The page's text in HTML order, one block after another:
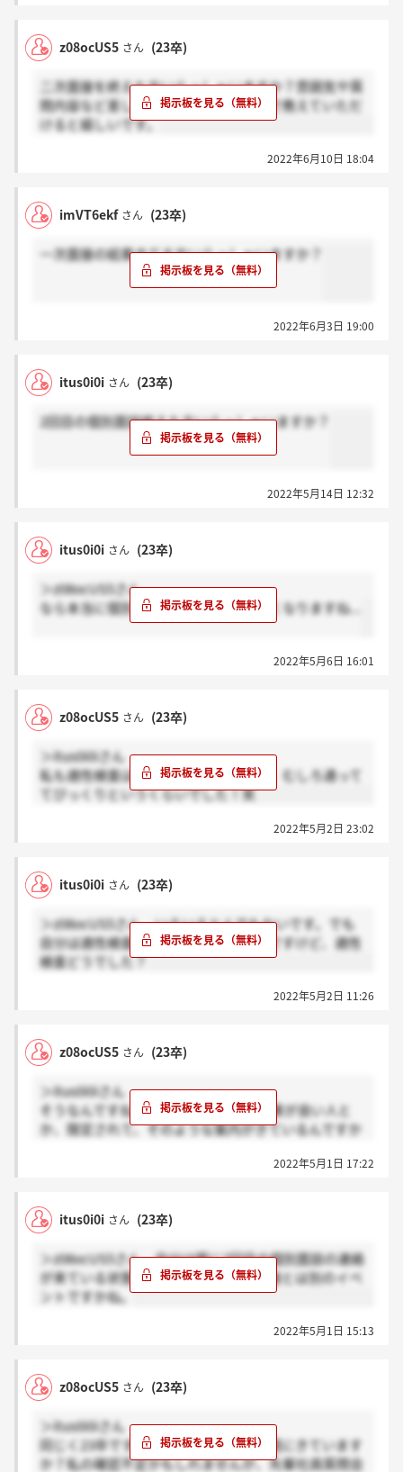
z08ocUS5 さん (23卒)
二次面接を終えた方いらっしゃいますか？雰囲気や質
問内容など差し支えない範囲でいいので教えていただ
けると嬉しいです。
2022年6月10日 18:04
imVT6ekf さん (23卒)
一次面接の結果きてる方いらっしゃいますか？
2022年6月3日 19:00
itus0i0i さん (23卒)
2回目の個別面談終えた方いらっしゃいますか？
2022年5月14日 12:32
itus0i0i さん (23卒)
＞z08ocUS5さん
なら本当に個別面談の基準が分からなくなりますね...
2022年5月6日 16:01
z08ocUS5 さん (23卒)
＞itus0i0iさん
私も適性検査は全く自信ありません…。むしろ通って
てびっくりというくらいでした！笑
2022年5月2日 23:02
itus0i0i さん (23卒)
＞z08ocUS5さん いえいえとんでもないです。でも
自分は適性検査は全然だったと思うんですけど、適性
検査どうでした？
2022年5月2日 11:26
z08ocUS5 さん (23卒)
＞itus0i0iさん
そうなんですね…！ESや適性検査の結果が良い人と
か、限定されて、そのような案内がきているんですか
2022年5月1日 17:22
itus0i0i さん (23卒)
＞z08ocUS5さん 自分は既に2回目の個別面談の連絡
が来ている状態です。交流会と一次面接とは別のイベ
ントですかね。
2022年5月1日 15:13
z08ocUS5 さん (23卒)
＞itus0i0iさん
同じく23卒です。個別面談の連絡って既にきています
か？私の確認不足かもしれませんが、先輩社員質問会